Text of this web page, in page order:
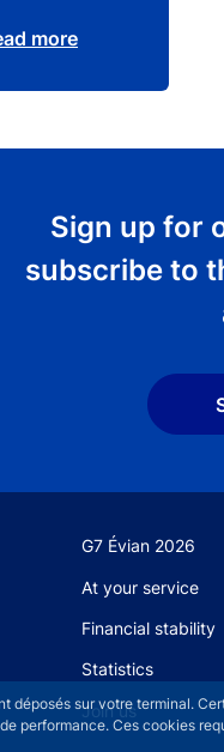
déposés sur votre terminal.
performance. Ces cookies
more
Sign up for
subscribe to
G7 Évian 2026
At your service
Financial stability
Statistics
Join us